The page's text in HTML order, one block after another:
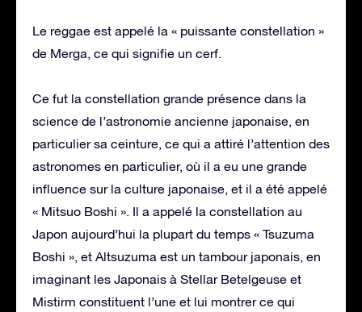
Le reggae est appelé la « puissante constellation »
de Merga, ce qui signifie un cerf.
Ce fut la constellation grande présence dans la
science de l’astronomie ancienne japonaise, en
particulier sa ceinture, ce qui a attiré l’attention des
astronomes en particulier, où il a eu une grande
influence sur la culture japonaise, et il a été appelé
« Mitsuo Boshi ». Il a appelé la constellation au
Japon aujourd’hui la plupart du temps « Tsuzuma
Boshi », et Altsuzuma est un tambour japonais, en
imaginant les Japonais à Stellar Betelgeuse et
Mistirm constituent l’une et lui montrer ce qui